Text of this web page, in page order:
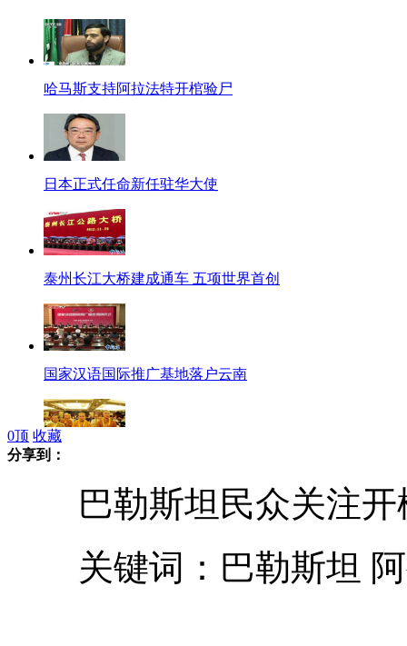
哈马斯支持阿拉法特开棺验尸
日本正式任命新任驻华大使
泰州长江大桥建成通车 五项世界首创
国家汉语国际推广基地落户云南
世乒团体挑战赛中国队包揽男女团冠军
0顶 收藏
分享到：
巴勒斯坦民众关注开
关键词：巴勒斯坦 阿